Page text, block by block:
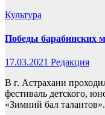
Культура
Победы барабинских
17.03.2021 Редакция
В г. Астрахани
фестиваль детского,
«Зимний бал талантов».